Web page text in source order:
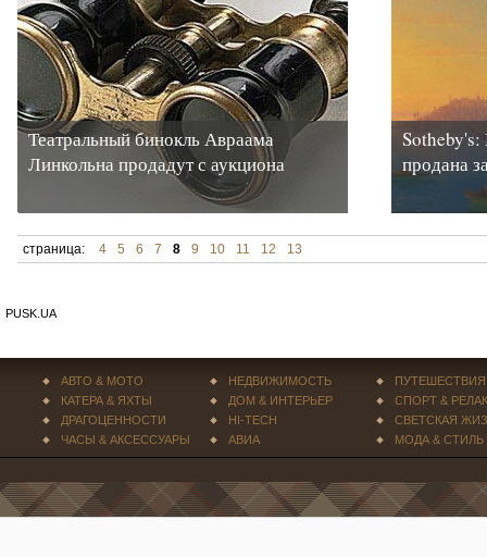
Театральный бинокль Авраама
Линкольна продадут с аукциона
Sotheby's:
продана
страница: 4 5 6 7 8 9 10 11 12 13
PUSK.UA
АВТО & МОТО
КАТЕРА & ЯХТЫ
ДРАГОЦЕННОСТИ
ЧАСЫ & АКСЕССУАРЫ
НЕДВИЖИМОСТЬ
ДОМ & ИНТЕРЬЕР
HI-TECH
АВИА
ПУТЕШЕСТВИЯ
СПОРТ &
СВЕТСКАЯ
МОДА & СТИЛЬ